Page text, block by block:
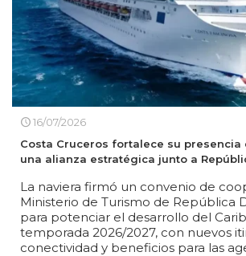
16/07/2026
Costa Cruceros fortalece su presencia
una alianza estratégica junto a
La naviera firmó un convenio de
Ministerio de Turismo de República
para potenciar el desarrollo del
temporada 2026/2027, con nuevos
conectividad y beneficios para las